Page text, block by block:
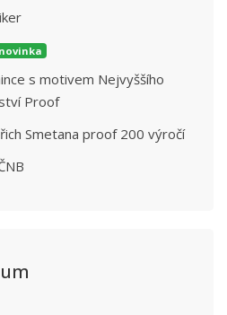
novinka
s motivem Nejvyššího
Proof
Smetana proof 200 výročí